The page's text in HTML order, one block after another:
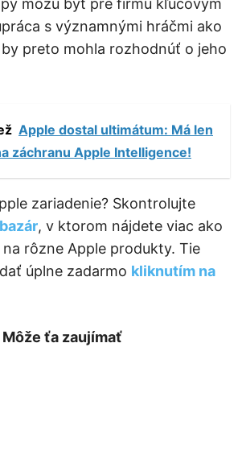
môžu byť pre firmu kľúčovým
s významnými hráčmi ako
by preto mohla rozhodnúť o jeho
Apple dostal ultimátum: Má len
záchranu Apple Intelligence!
zariadenie? Skontrolujte
, v ktorom nájdete viac ako
rôzne Apple produkty. Tie
úplne zadarmo kliknutím na
Môže ťa zaujímať